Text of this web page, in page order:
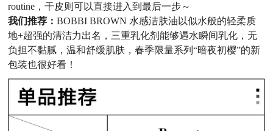
routine，干皮则可以直接进入到最后一步～
我们推荐：BOBBI BROWN 水感洁肤油以似水般的轻柔质
地+超强的清洁力出名，三重乳化剂能够遇水瞬间乳化，无
负担不黏腻，温和舒缓肌肤，春季限量系列“暗夜初樱”的新
包装也很好看！